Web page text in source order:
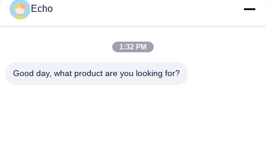
AIW220 0,14mm Ζεστός αέρας Εναμελισμένο χαλκό σύρμα για
ηλεκτρική
Διάμετρος 35 AWG Εναλλακτικό σύρμα χαλκού αυτοκόλλητο
Echo
1:32 PM
Good day, what product are you looking for?